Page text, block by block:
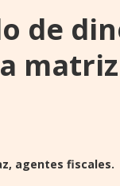
de
agentes fiscales.